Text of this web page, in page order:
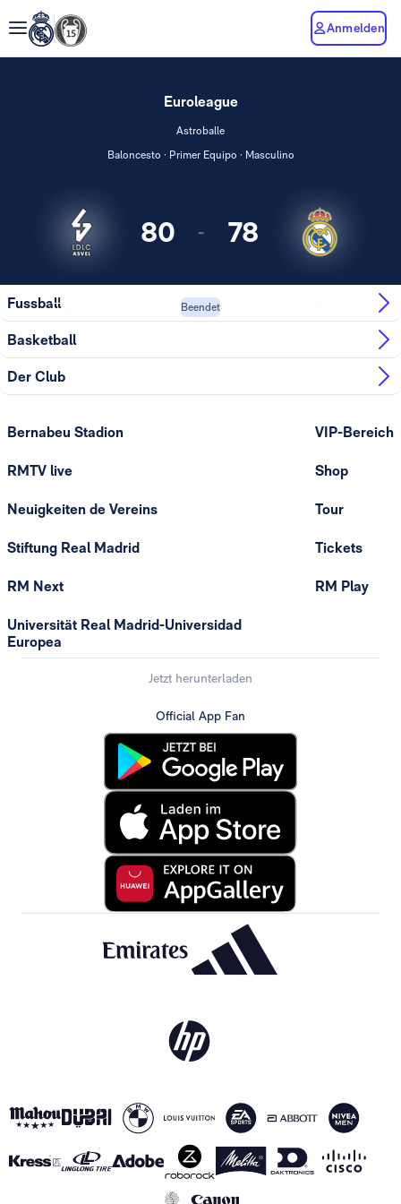
Anmelden
Euroleague
Astroballe
Baloncesto · Primer Equipo · Masculino
80 - 78
LDLC ASVEL
Beendet
Fussball
Basketball
Der Club
Bernabeu Stadion
RMTV live
Neuigkeiten de Vereins
Stiftung Real Madrid
RM Next
Universität Real Madrid-Universidad
Europea
VIP-Bereich
Shop
Tour
Tickets
RM Play
Jetzt herunterladen
Official App Fan